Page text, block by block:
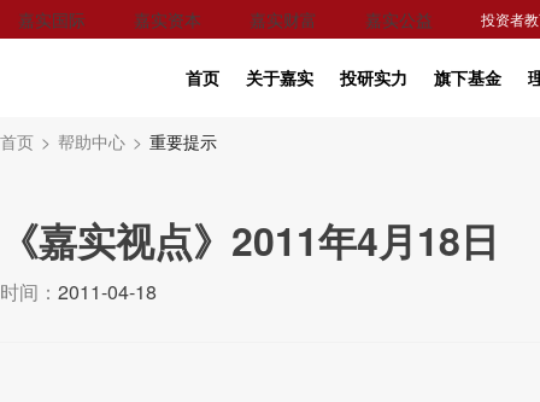
嘉实国际 嘉实资本 嘉实财富 嘉实公益 投资者
首页 关于嘉实 投研实力 旗下基金
首页 > 帮助中心 > 重要提示
《嘉实视点》2011年4月18日
时间： 2011-04-18